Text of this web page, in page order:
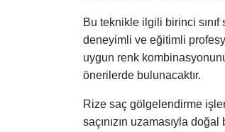
Bu teknikle ilgili birinci
deneyimli ve eğitimli
uygun renk
önerilerde bulunacaktır.
Rize saç gölgelendirme
saçınızın uzamasıyla